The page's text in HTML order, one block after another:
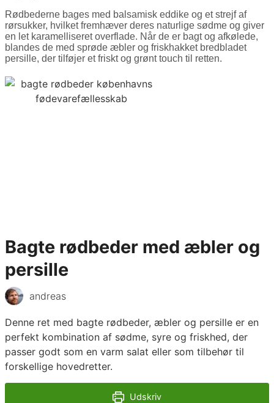
Rødbederne bages med balsamisk eddike og et strejf af
rørsukker, hvilket fremhæver deres naturlige sødme og giver
en let karamelliseret overflade. Når de er bagt og afkølede,
blandes de med sprøde æbler og friskhakket bredbladet
persille, der tilføjer et friskt og grønt touch til retten.
Bagte rødbeder med æbler og
persille
andreas
Denne ret med bagte rødbeder, æbler og persille er en
perfekt kombination af sødme, syre og friskhed, der
passer godt som en varm salat eller som tilbehør til
forskellige hovedretter.
Udskriv